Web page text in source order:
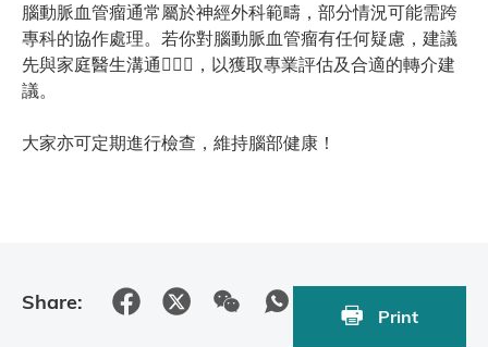
腦動脈血管瘤通常屬於神經外科範疇，部分情況可能需跨
專科的協作處理。若你對腦動脈血管瘤有任何疑慮，建議
先與家庭醫生溝通👨🏻‍⚕，以獲取專業評估及合適的轉介建
議。
大家亦可定期進行檢查，維持腦部健康！
Share:
Print